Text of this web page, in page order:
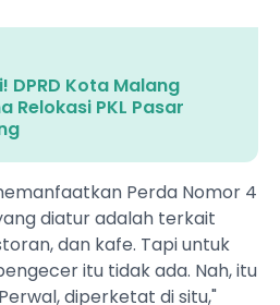
DPRD Kota Malang
Relokasi PKL Pasar
Perda Nomor 4
diatur adalah terkait
dan kafe. Tapi untuk
itu tidak ada. Nah, itu
diperketat di situ,"